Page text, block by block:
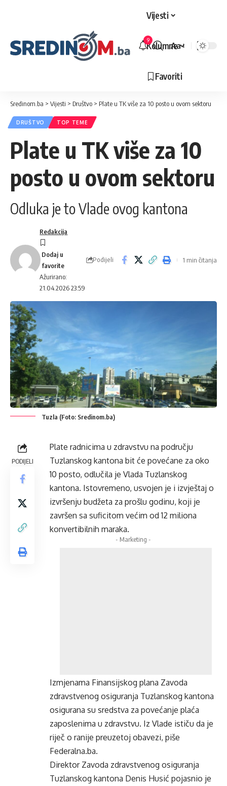
Vijesti
Kolumne
Favoriti
9
Veličina
Aa
Sredinom.ba > Vijesti > Društvo > Plate u TK više za 10 posto u ovom sektoru
DRUŠTVO TOP TEME
Plate u TK više za 10
posto u ovom sektoru
Odluka je to Vlade ovog kantona
Ažurirano:
21.04.2026 23:59
Redakcija
Podijeli 1 min čitanja
Tuzla (Foto: Sredinom.ba)
PODIJELI
Plate radnicima u zdravstvu na području
Tuzlanskog kantona bit će povećane za oko
10 posto, odlučila je Vlada Tuzlanskog
kantona. Istovremeno, usvojen je i izvještaj o
izvršenju budžeta za prošlu godinu, koji je
završen sa suficitom većim od 12 miliona
konvertibilnih maraka.
- Marketing -
Izmjenama Finansijskog plana Zavoda
zdravstvenog osiguranja Tuzlanskog kantona
osigurana su sredstva za povećanje plaća
zaposlenima u zdravstvu. Iz Vlade ističu da je
riječ o ranije preuzetoj obavezi, piše
Federalna.ba.
Direktor Zavoda zdravstvenog osiguranja
Tuzlanskog kantona Denis Husić pojasnio je